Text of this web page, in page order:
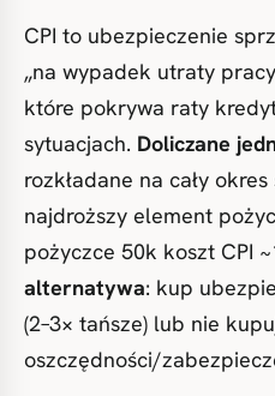
CPI to ubezpieczenie
„na wypadek utraty
które pokrywa raty
sytuacjach. Doliczane
rozkładane na cały
najdroższy element
pożyczce 50k koszt CPI
alternatywa: kup
(2–3× tańsze) lub nie
oszczędności/